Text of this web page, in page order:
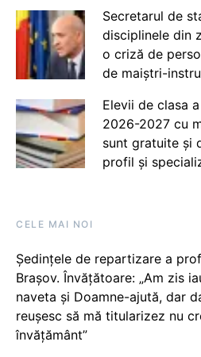
Secretarul de
disciplinele din
o criză de
de maiștri-
Elevii de clasa
2026-2027 cu
sunt gratuite și
profil și
CELE MAI NOI
Ședințele de repartizare a
Brașov. Învățătoare: „Am zis
naveta și Doamne-ajută, dar
reușesc să mă titularizez nu
învățământ”